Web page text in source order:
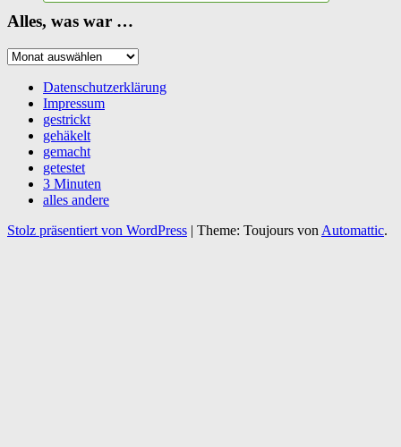
Alles, was war …
Alles,
Datenschutzerklärung
Impressum
gestrickt
gehäkelt
gemacht
getestet
3 Minuten
alles andere
Stolz präsentiert von WordPress | Theme: Toujours von Automattic.